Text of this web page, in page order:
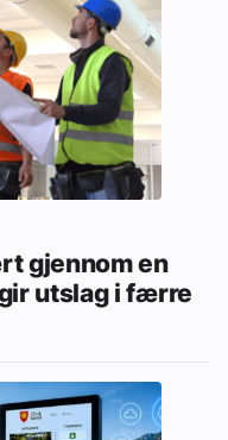
gjennom en
utslag i færre